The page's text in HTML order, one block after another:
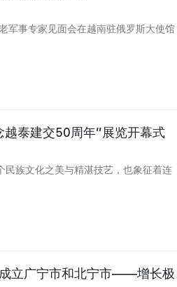
军事专家见面会在越南驻俄罗斯大使馆
泰建交50周年”展览开幕式
族文化之美与精湛技艺，也象征着连
立广宁市和北宁市——增长极